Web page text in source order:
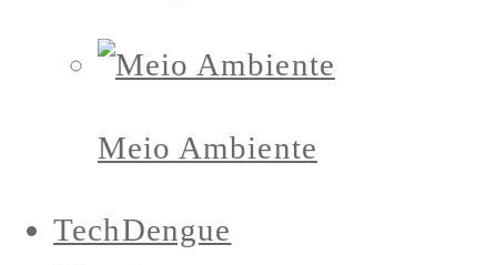
Meio Ambiente
TechDengue